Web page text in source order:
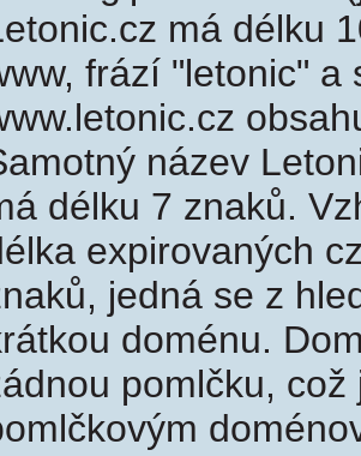
má délku
frází "letonic" a
název
délku 7 znaků.
expirovaných
jedná se z
doménu.
pomlčku,